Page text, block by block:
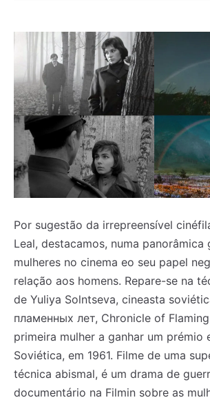
Por sugestão da irrepreensível
Leal, destacamos, numa panorâmica
mulheres no cinema eo seu papel
relação aos homens. Repare-se na
de Yuliya Solntseva, cineasta
пламенных лет, Chronicle of
primeira mulher a ganhar um prémio
Soviética, em 1961. Filme de uma
técnica abismal, é um drama de
documentário na Filmin sobre as